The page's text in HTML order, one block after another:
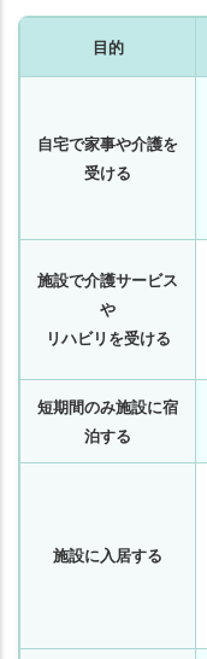
目的
自宅で家事や介護を
受ける
施設で介護サービス
や
リハビリを受ける
短期間のみ施設に宿
泊する
施設に入居する